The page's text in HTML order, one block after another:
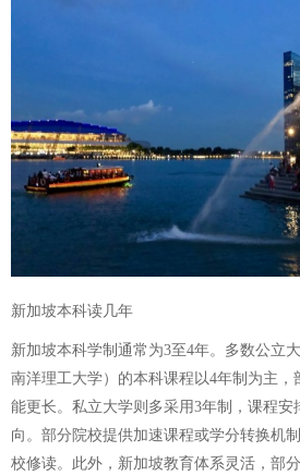
新加坡本科读几年
新加坡本科学制通常为3至4年。多数公立
南洋理工大学）的本科课程以4年制为主，
能更长。私立大学则多采用3年制，课程安
向。部分院校提供加速课程或学分转换机
校修读。此外，新加坡教育体系灵活，部